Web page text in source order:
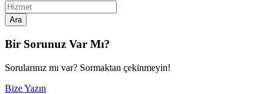
Ara
Bir Sorunuz Var Mı?
Sorularınız mı var? Sormaktan çekinmeyin!
Bize Yazın